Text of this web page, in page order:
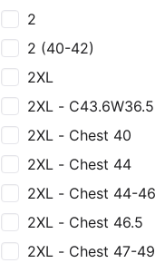
джемперы
Брюки, Джинсы,
Шорты
Платья и юбки
Спортивная одежда
Пиджаки и жакеты
Костюмы
Купальники
2
2 (40-42)
2XL
2XL - C43.6W36.5
2XL - Chest 40
2XL - Chest 44
2XL - Chest 44-46
2XL - Chest 46.5
2XL - Chest 47-49